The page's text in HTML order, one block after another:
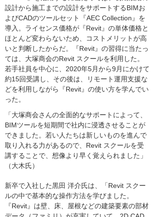
設計から施工までの設計をサポートするBIMお
よびCADのツールセット『AEC Collection』を
導入。ライセンス価格が『Revit』の単体価格と
ほとんど変わらないため、コストメリットが高
いと判断したからだ。『Revit』の習得に当たっ
ては、大塚商会のRevit スクールを利用した。
若手社員を中心に、2020年5月から9月にかけて
約15回受講し、その後は、リモート運用支援な
どを利用しながら『Revit』の使い方を学んでい
った。
「大塚商会さんの全面的なサポートによって、
BIMツールを短期間で社内に浸透させることが
できました。若い人たちは新しいものを進んで
取り入れる力があるので、Revit スクールを受
講することで、想像より早く覚えられました」
（大木氏）
新卒で入社した黒田 洋介氏は、「Revit スクー
ルの中で基本的な操作方法を学びました。
『Revit』は壁、床、屋根などの建築要素の部材